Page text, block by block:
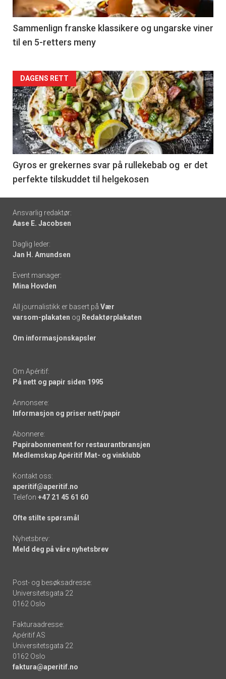
-
5
Sammenlign franske klassikere og ungarske viner
til en 5-retters meny
Forsiden
akkurat
nå
-
6
DAGENS RETT
Gyros er grekernes svar på rullekebab og er det
perfekte tilskuddet til helgekosen
Footer
-
links
Ansvarlig redaktør:
Aase E. Jacobsen
Daglig leder:
Jan H. Amundsen
Event manager:
Mina Hovden
All journalistikk er basert på Vær
varsom-plakaten og Redaktørplakaten
Om informasjonskapsler
Om Apéritif:
På nett og papir siden 1995
Annonsere:
Informasjon og priser nett/papir
Abonnere:
Papirabonnement for restaurantbransjen
Medlemskap Apéritif Mat- og vinklubb
Kontakt oss:
aperitif@aperitif.no
Telefon +47 21 45 61 60
Ofte stilte spørsmål
Nyhetsbrev:
Meld deg på våre nyhetsbrev
Post- og besøksadresse:
Universitetsgata 22
0162 Oslo
Fakturaadresse:
Apéritif AS
Universitetsgata 22
0162 Oslo
faktura@aperitif.no